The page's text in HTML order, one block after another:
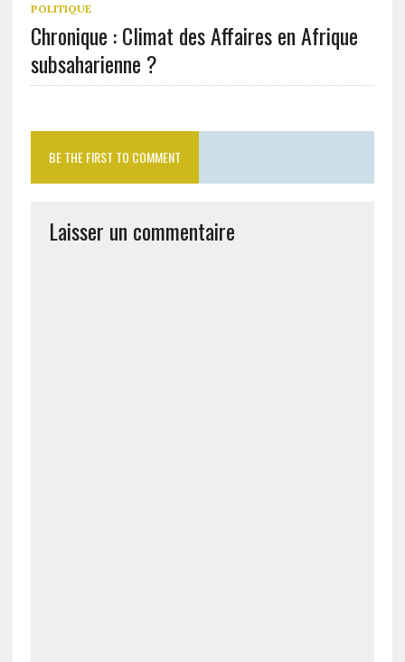
POLITIQUE
Chronique : Climat des Affaires en Afrique
subsaharienne ?
BE THE FIRST TO COMMENT
Laisser un commentaire